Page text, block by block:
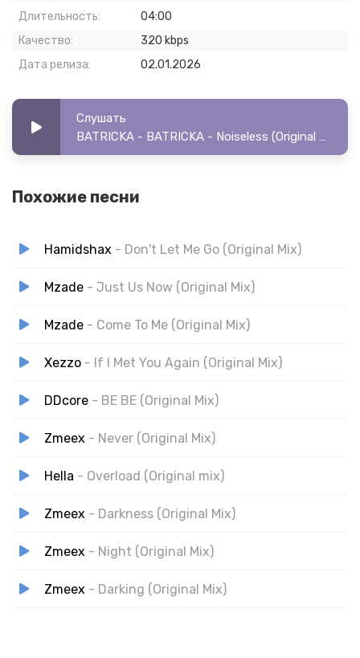
Длительность:
04:00
Качество:
320 kbps
Дата релиза:
02.01.2026
Слушать
BATRICKA - BATRICKA - Noiseless (Original Mix)
Похожие песни
Hamidshax - Don't Let Me Go (Original Mix)
Mzade - Just Us Now (Original Mix)
Mzade - Come To Me (Original Mix)
Xezzo - If I Met You Again (Original Mix)
DDcore - BE BE (Original Mix)
Zmeex - Never (Original Mix)
Hella - Overload (Original mix)
Zmeex - Darkness (Original Mix)
Zmeex - Night (Original Mix)
Zmeex - Darking (Original Mix)